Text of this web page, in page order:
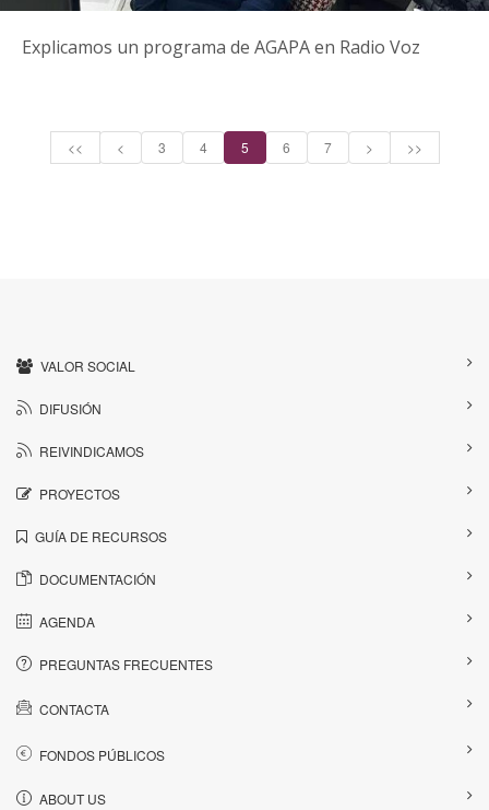
Explicamos un programa de AGAPA en Radio Voz
<< < 3 4 5 6 7 > >>
VALOR SOCIAL
DIFUSIÓN
REIVINDICAMOS
PROYECTOS
GUÍA DE RECURSOS
DOCUMENTACIÓN
AGENDA
PREGUNTAS FRECUENTES
CONTACTA
FONDOS PÚBLICOS
ABOUT US